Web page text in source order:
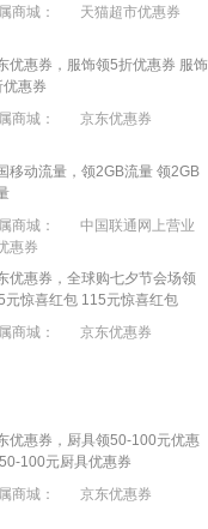
商城：
天猫超市优惠券
优惠券，服饰领5折优惠券 服饰
优惠券
商城：
京东优惠券
移动流量，领2GB流量 领2GB
商城：
中国联通网上营业
惠券
优惠券，全球购七夕节会场领
元惊喜红包 115元惊喜红包
商城：
京东优惠券
优惠券，厨具领50-100元优惠
50-100元厨具优惠券
商城：
京东优惠券